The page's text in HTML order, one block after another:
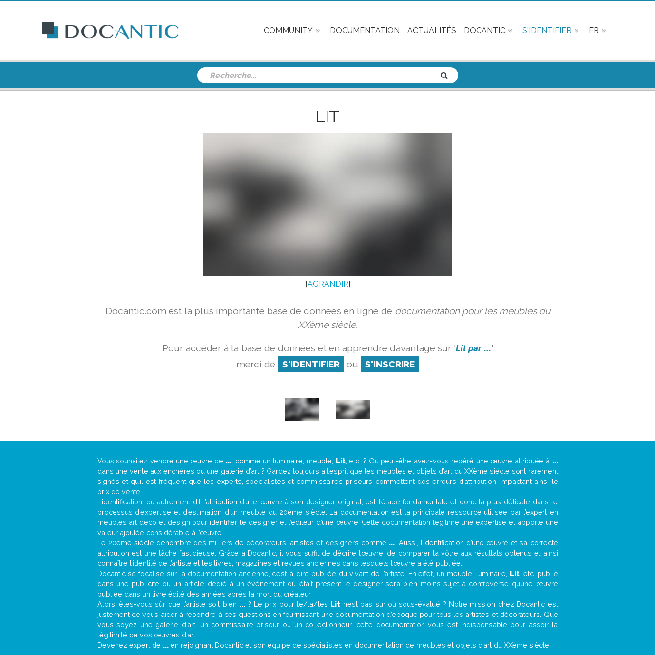
COMMUNITY DOCUMENTATION ACTUALITÉS DOCANTIC S'IDENTIFIER FR
LIT
[AGRANDIR]
Docantic.com est la plus importante base de données en ligne de documentation pour les meubles du
XXème siècle.
Pour accéder à la base de données et en apprendre davantage sur 'Lit par ...'
merci de
S'IDENTIFIER ou S'INSCRIRE
Vous souhaitez vendre une œuvre de ..., comme un luminaire, meuble, Lit, etc. ? Ou peut-être avez-vous repéré une œuvre attribuée à ...
dans une vente aux enchères ou une galerie d’art ? Gardez toujours à l’esprit que les meubles et objets d’art du XXème siècle sont rarement
signés et qu’il est fréquent que les experts, spécialistes et commissaires-priseurs commettent des erreurs d’attribution, impactant ainsi le
prix de vente.
L’identification, ou autrement dit l’attribution d’une œuvre à son designer original, est l’étape fondamentale et donc la plus délicate dans le
processus d’expertise et d’estimation d’un meuble du 20ème siècle. La documentation est la principale ressource utilisée par l’expert en
meubles art déco et design pour identifier le designer et l’éditeur d’une œuvre. Cette documentation légitime une expertise et apporte une
valeur ajoutée considérable à l’œuvre.
Le 20eme siècle dénombre des milliers de décorateurs, artistes et designers comme .... Aussi, l’identification d’une œuvre et sa correcte
attribution est une tâche fastidieuse. Grâce à Docantic, il vous suffit de décrire l’œuvre, de comparer la vôtre aux résultats obtenus et ainsi
connaître l’identité de l’artiste et les livres, magazines et revues anciennes dans lesquels l’œuvre a été publiée.
Docantic se focalise sur la documentation ancienne, c’est-à-dire publiée du vivant de l’artiste. En effet, un meuble, luminaire, Lit, etc. publié
dans une publicité ou un article dédié à un évènement où était présent le designer sera bien moins sujet à controverse qu’une œuvre
publiée dans un livre édité des années après la mort du créateur.
Alors, êtes-vous sûr que l’artiste soit bien ... ? Le prix pour le/la/les Lit n’est pas sur ou sous-évalué ? Notre mission chez Docantic est
justement de vous aider à répondre à ces questions en fournissant une documentation d’époque pour tous les artistes et décorateurs. Que
vous soyez une galerie d’art, un commissaire-priseur ou un collectionneur, cette documentation vous est indispensable pour assoir la
légitimité de vos œuvres d’art.
Devenez expert de ...en rejoignant Docantic et son équipe de spécialistes en documentation de meubles et objets d’art du XXème siècle !